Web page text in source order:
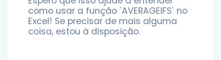
como usar a função `AVERAGEIFS` no
Excel! Se precisar de mais alguma
coisa, estou à disposição.